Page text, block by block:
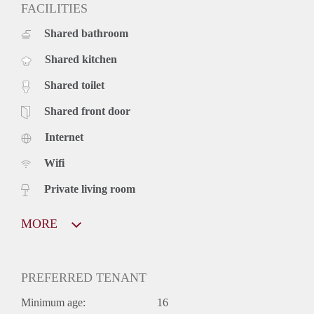
FACILITIES
Shared bathroom
Shared kitchen
Shared toilet
Shared front door
Internet
Wifi
Private living room
MORE
PREFERRED TENANT
Minimum age: 16